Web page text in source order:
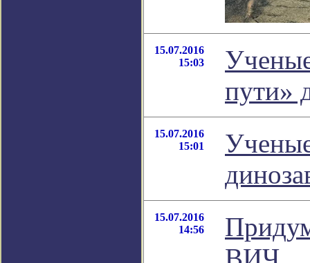
15.07.2016
15:03
пути»
15.07.2016
15:01
15.07.2016
14:56